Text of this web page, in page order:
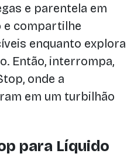
e parentela em
e compartilhe
enquanto explora
Então, interrompa,
onde a
em um turbilhão
para Líquido